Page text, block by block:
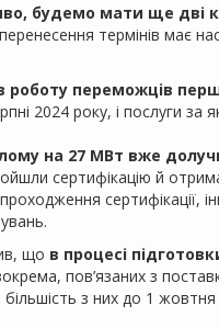
будемо мати ще дві
термінів має
роботу переможців
2024 року, і послуги
на 27 МВт вже
сертифікацію й
сертифікації,
що в процесі
пов’язаних з
з них до 1